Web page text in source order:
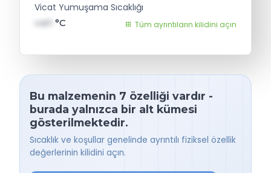
Vicat Yumuşama Sıcaklığı
val1 °C Tüm ayrıntıların kilidini açın
Bu malzemenin 7 özelliği vardır -
burada yalnızca bir alt kümesi
gösterilmektedir.
Sıcaklık ve koşullar genelinde ayrıntılı fiziksel özellik
değerlerinin kilidini açın.